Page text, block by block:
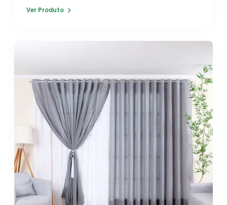
Ver Produto